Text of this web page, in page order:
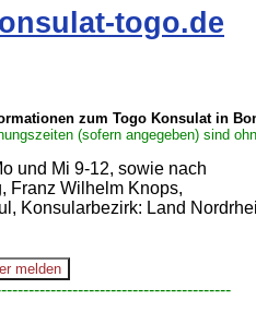
togo.de
zum Togo Konsulat in
(sofern angegeben) sind
und Mi 9-12, sowie nach
Franz Wilhelm Knops,
Konsularbezirk: Land